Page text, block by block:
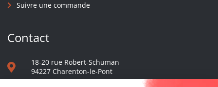
Suivre une commande
Contact
18-20 rue Robert-Schuman
94227 Charenton-le-Pont